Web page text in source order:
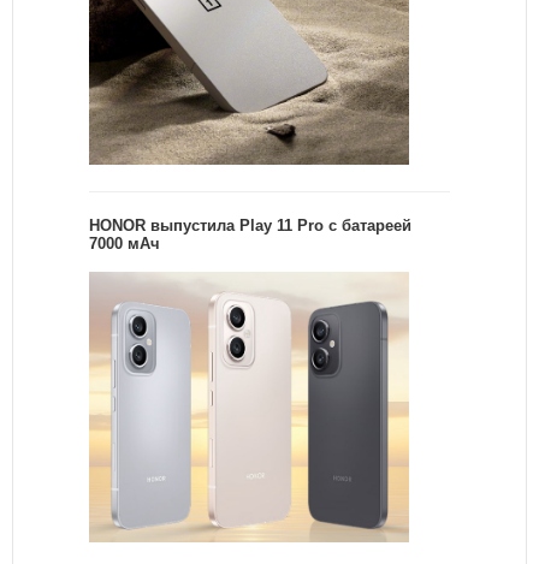
HONOR выпустила Play 11 Pro с батареей
7000 мАч